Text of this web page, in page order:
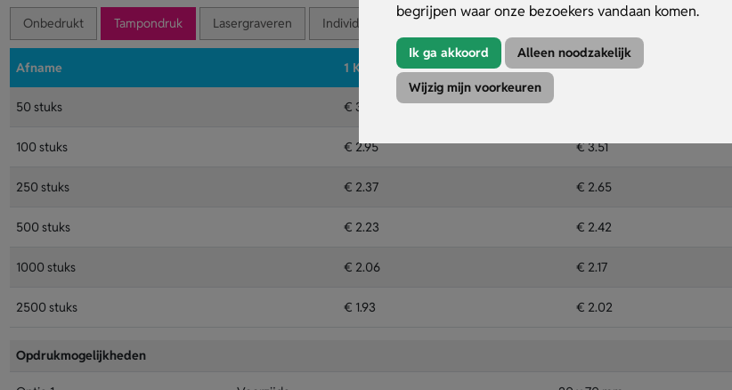
begrijpen waar onze bezoekers vandaan komen.
Ik ga akkoord Alleen noodzakelijk
Wijzig mijn voorkeuren
Onbedrukt Tampondruk Lasergraveren Individuele namen Laser
Afname 1 Kleur 2 Kleuren
50 stuks € 3.84
100 stuks € 2.95 € 3.51
250 stuks € 2.37 € 2.65
500 stuks € 2.23 € 2.42
1000 stuks € 2.06 € 2.17
2500 stuks € 1.93 € 2.02
Opdrukmogelijkheden